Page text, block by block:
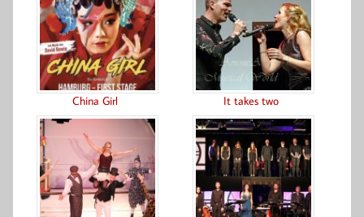
China Girl It takes two